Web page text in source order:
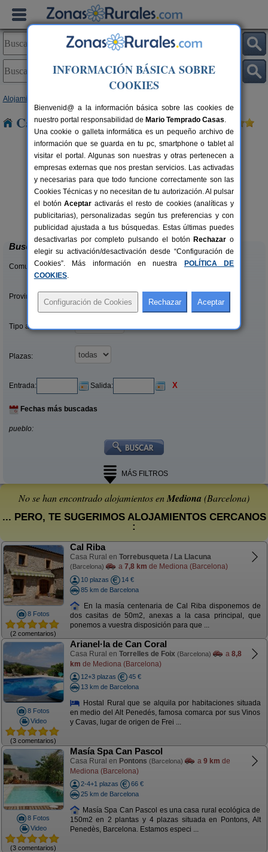
Alojamientos
Casas Rurales cerca de Mediona
10-19+5 pers.
desde33 €
Cal Ponç de Belians
Vallcebre (Barcelona)
Buscar
Comunidades:
Provincias/Islas:
Tipo alquiler:
Plazas:
Entrada: Salida: X
Fechas más buscadas
pueblo:
MÁS FILTROS
No se han encontrado alojamientos enMediona (Barcelona)
... PERO, TE SUGERIMOS ALOJAMIENTOS CERCANOS
:
8 Fotos
(2 comentarios)
Cal Riba
Casa Rural en Torrebusqueta / La Llacuna
(Barcelona) a 7,8 km de Mediona (Barcelona)
10 plazas
14 €
85 km de Barcelona
En la masía centenaria de Cal Riba disponemos de
dos casitas de 50m2, anexas a la casa principal, que
ponemos a vuestra disposición para que ...
8 Fotos
Video
(3 comentarios)
Arianel·la de Can Coral
Casa Rural en Torrelles de Foix (Barcelona) a 8,8
km de Mediona (Barcelona)
12+3 plazas
45 €
13 km de Barcelona
Hostal Rural que se alquila por habitaciones situada
en medio del Alt Penedés, famosa comarca por sus Vinos
y Cavas, lugar de origen de Frei ...
8 Fotos
Video
(3 comentarios)
Masía Spa Can Pascol
Casa Rural en Pontons (Barcelona) a 9 km de
Mediona (Barcelona)
2-4+1 plazas
66 €
25 km de Barcelona
Masía Spa Can Pascol es una casa rural ecológica de
150m2 en 2 plantas y 4 plazas situada en Pontons, Alt
Penedès, Barcelona. Estamos especi ...
INFORMACIÓN BÁSICA SOBRE
COOKIES
Bienvenid@ a la información básica sobre las cookies de
nuestro portal responsabilidad de Mario Temprado Casas.
Una cookie o galleta informática es un pequeño archivo de
información que se guarda en tu pc, smartphone o tablet al
visitar el portal. Algunas son nuestras y otras pertenecen a
empresas externas que nos prestan servicios. Las activadas
y necesarias para que todo funcione correctamente son las
Cookies Técnicas y no necesitan de tu autorización. Al pulsar
el botónAceptar activarás el resto de cookies (analíticas y
publicitarias), personalizadas según tus preferencias y con
publicidad ajustada a tus búsquedas. Estas últimas puedes
desactivarlas por completo pulsando el botón Rechazar o
elegir su activación/desactivación desde “Configuración de
Cookies”. Más información en nuestra
POLÍTICA DE
COOKIES.